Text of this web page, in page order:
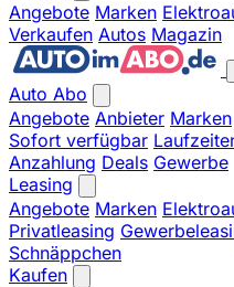
Angebote Marken
Verkaufen Autos Magazin
Auto Abo
Angebote Anbieter Marken
Sofort verfügbar
Anzahlung Deals Gewerbe
Leasing
Angebote Marken
Privatleasing
Schnäppchen
Kaufen